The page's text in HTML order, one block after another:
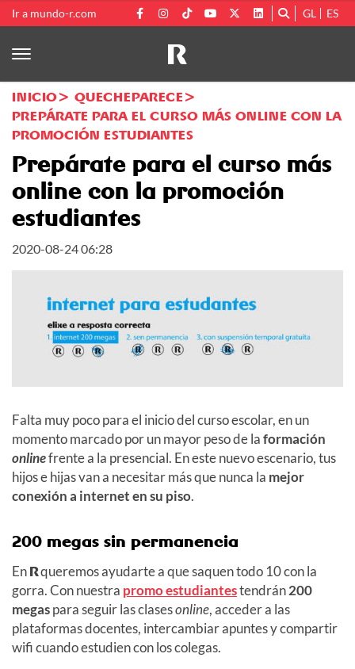
Ir a mundo-r.com GL ES
INICIO
QUECHEPARECE
PREPÁRATE PARA EL CURSO MÁS ONLINE CON LA
PROMOCIÓN ESTUDIANTES
Prepárate para el curso más
online con la promoción
estudiantes
2020-08-24 06:28
Falta muy poco para el inicio del curso escolar, en un
momento marcado por un mayor peso de laformación
onlinefrente a la presencial. En este nuevo escenario, tus
hijos e hijas van a necesitar más que nunca la mejor
conexión a internet en su piso.
200 megas sin permanencia
EnRqueremos ayudarte a que saquen todo 10 con la
gorra. Con nuestra promo estudiantestendrán200
megaspara seguir las clasesonline, acceder a las
plataformas docentes, intercambiar apuntes y compartir
wifi cuando estudien con los colegas.